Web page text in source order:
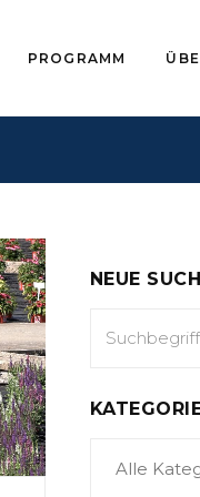
PROGRAMM
NEUE